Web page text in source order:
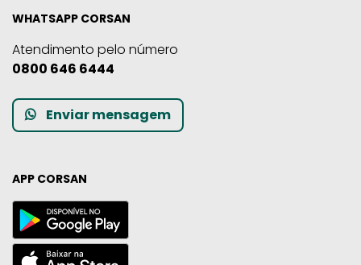
WHATSAPP CORSAN
Atendimento pelo número
0800 646 6444
Enviar mensagem
APP CORSAN